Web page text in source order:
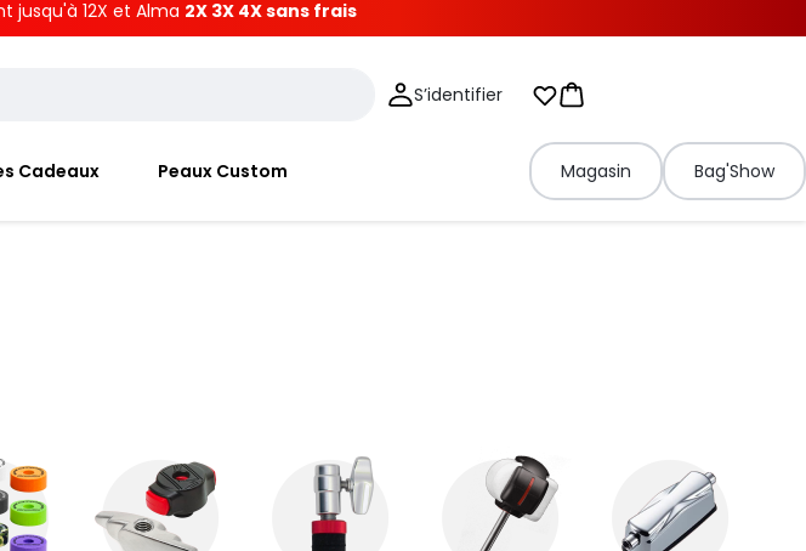
jusqu'à 12X et Alma 2X 3X 4X sans frais
S’identifier Mes listes d'envies
Panier
Cadeaux Peaux Custom Magasin Bag'Show